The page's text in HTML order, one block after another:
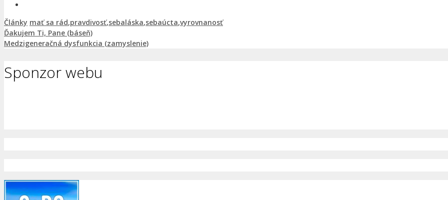
Kategórie
Články Značky
mať sa rád,pravdivosť,sebaláska,sebaúcta,vyrovnanosť
Ďakujem Ti, Pane (báseň)
Medzigeneračná dysfunkcia (zamyslenie)
Sponzor webu